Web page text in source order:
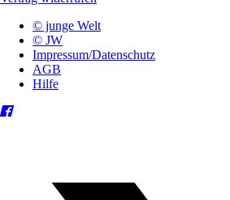
© junge Welt
© JW
Impressum/Datenschutz
AGB
Hilfe